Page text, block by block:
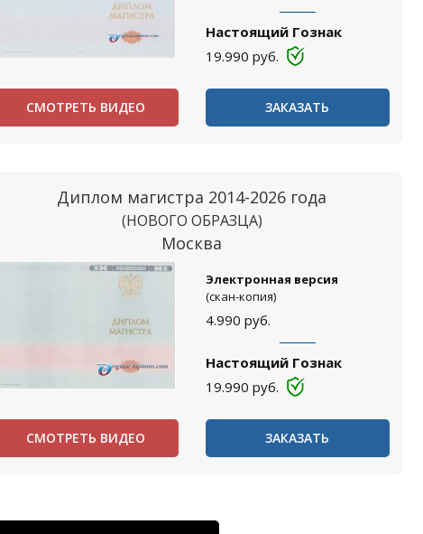
Настоящий Гознак
19.990 руб.
СМОТРЕТЬ ВИДЕО ЗАКАЗАТЬ
Диплом магистра 2014-2026 года
(НОВОГО ОБРАЗЦА)
Москва
Электронная версия
(скан-копия)
4.990 руб.
Настоящий Гознак
19.990 руб.
СМОТРЕТЬ ВИДЕО ЗАКАЗАТЬ